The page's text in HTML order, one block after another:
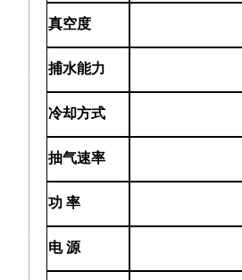
真空度
捕水能力
冷却方式
抽气速率
功 率
电 源